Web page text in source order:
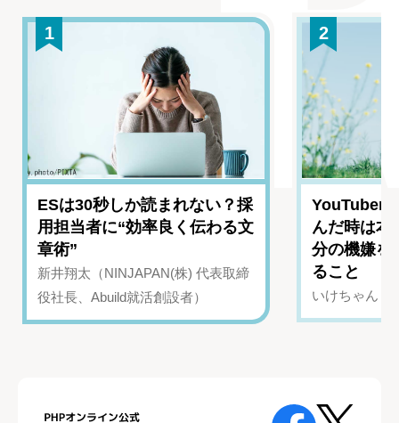
1
ESは30秒しか読まれない？採
用担当者に“効率良く伝わる文
章術”
新井翔太（NINJAPAN(株) 代表取締
役社長、Abuild就活創設者）
2
YouTuber
んだ時は
分の機嫌を
ること
いけちゃん（